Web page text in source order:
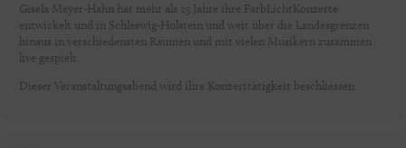
Gisela Meyer-Hahn hat mehr als 25 Jahre ihre FarbLichtKonzerte
entwickelt und in Schleswig-Holstein und weit über die Landesgrenzen
hinaus in verschiedensten Räumen und mit vielen Musikern zusammen
live gespielt.
Dieser Veranstaltungsabend wird ihre Konzerttätigkeit beschliessen.